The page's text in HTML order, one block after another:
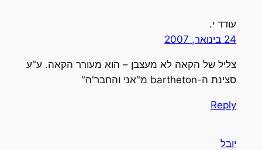
עודד י.
24 בינואר, 2007
צליל של הקאה לא מעצבן – הוא מעורר הקאה. ע"ע
סצינת ה-bartheton מ"אני והחבר'ה"
Reply
יובל